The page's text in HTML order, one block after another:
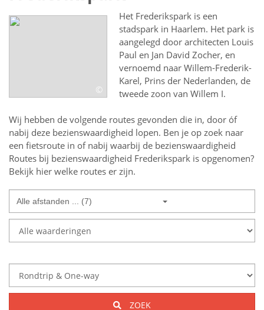
©
Het Frederikspark is een
stadspark in Haarlem. Het park is
aangelegd door architecten Louis
Paul en Jan David Zocher, en
vernoemd naar Willem-Frederik-
Karel, Prins der Nederlanden, de
tweede zoon van Willem I.
Wij hebben de volgende routes gevonden die in, door óf
nabij deze bezienswaardigheid lopen. Ben je op zoek naar
een fietsroute in of nabij waarbij de bezienswaardigheid
Routes bij bezienswaardigheid Frederikspark is opgenomen?
Bekijk hier welke routes er zijn.
Alle afstanden ... (7)
ZOEK